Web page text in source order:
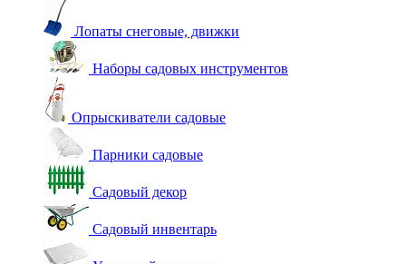
Лопаты снеговые, движки
Наборы садовых инструментов
Опрыскиватели садовые
Парники садовые
Садовый декор
Садовый инвентарь